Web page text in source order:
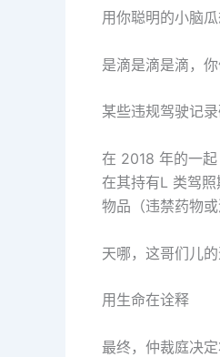
用你聪明的小脑
是滴是滴是滴，你
某些违规驾驶记录
在 2018 年的一
在其持有L 类驾
物品（违禁药物
天哪，这哥们儿的
用生命在诠释
最终，仲裁庭决